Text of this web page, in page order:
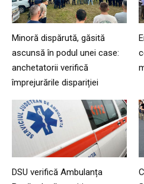
Minoră dispărută, găsită
ascunsă în podul unei case:
anchetatorii verifică
împrejurările dispariției
DSU verifică Ambulanța